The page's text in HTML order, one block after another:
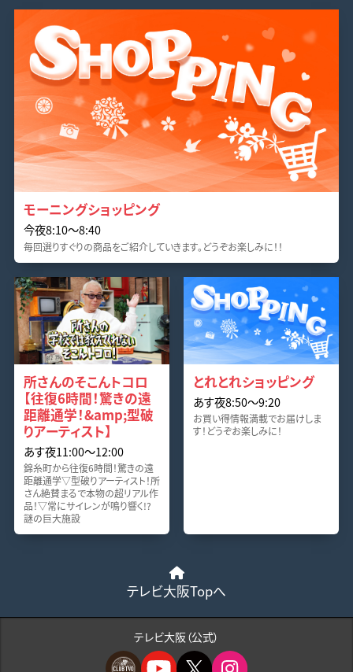
モーニングショッピング
今夜8:10〜8:40
毎回選りすぐりの商品をご紹介していきます。どうぞお楽しみに！！
所さんのそこんトコロ
【往復6時間！驚きの遠
距離通学！&amp;型破
りアーティスト】
あす夜11:00〜12:00
錦糸町から往復6時間！驚きの遠
距離通学▽型破りアーティスト！所
さん絶賛まるで本物の超リアル作
品！▽常にサイレンが鳴り響く!?
謎の巨大施設
とれとれショッピング
あす夜8:50〜9:20
お買い得情報満載でお届けしま
す！どうぞお楽しみに！
テレビ大阪Topへ
テレビ大阪（公式）